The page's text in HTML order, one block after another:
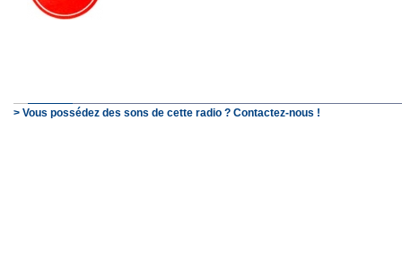
> Vous possédez des sons de cette radio ? Contactez-nous !